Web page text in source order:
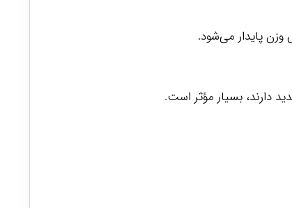
پایدار می‌شود.
دارند، بسیار مؤثر است.